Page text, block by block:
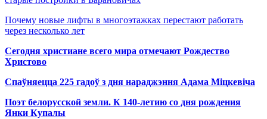
Почему новые лифты в многоэтажках перестают работать
через несколько лет
Сегодня христиане всего мира отмечают Рождество
Христово
Спаўняецца 225 гадоў з дня нараджэння Адама Міцкевіча
Поэт белорусской земли. К 140-летию со дня рождения
Янки Купалы